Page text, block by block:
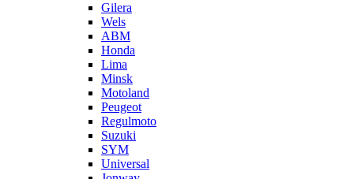
Gilera
Wels
ABM
Honda
Lima
Minsk
Motoland
Peugeot
Regulmoto
Suzuki
SYM
Universal